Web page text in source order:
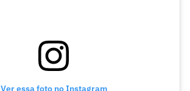
Ver essa foto no Instagram